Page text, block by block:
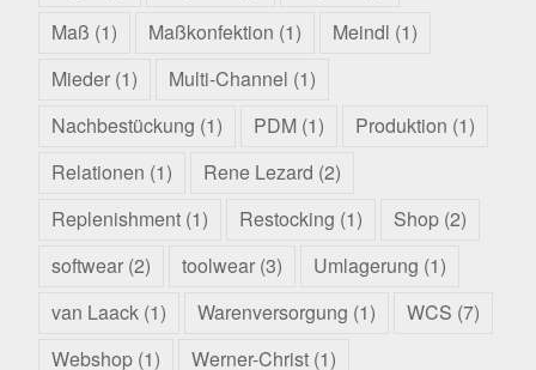
Maß (1) Maßkonfektion (1) Meindl (1)
Mieder (1) Multi-Channel (1)
Nachbestückung (1) PDM (1) Produktion (1)
Relationen (1) Rene Lezard (2)
Replenishment (1) Restocking (1) Shop (2)
softwear (2) toolwear (3) Umlagerung (1)
van Laack (1) Warenversorgung (1) WCS (7)
Webshop (1) Werner-Christ (1)